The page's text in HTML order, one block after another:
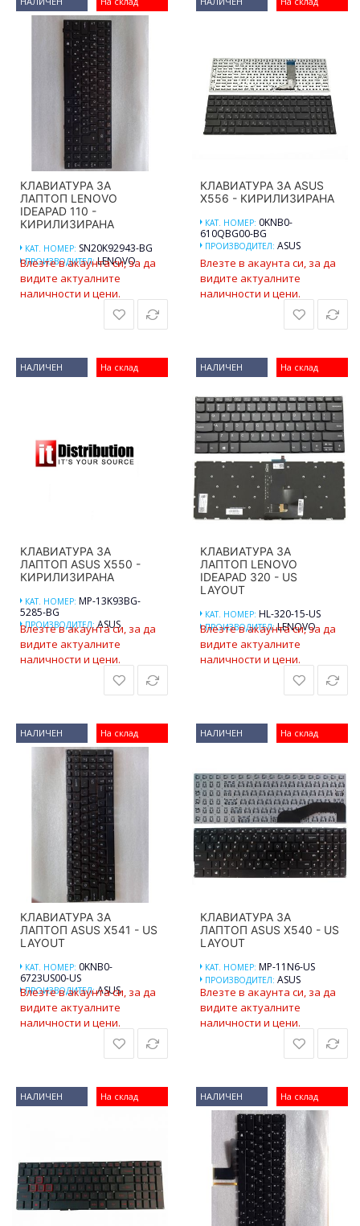
КЛАВИАТУРА ЗА
ЛАПТОП LENOVO
IDEAPAD 110 -
КИРИЛИЗИРАНА
КАТ. НОМЕР: SN20K92943-BG
ПРОИЗВОДИТЕЛ:LENOVO
Влезте в акаунта си, за да
видите актуалните
наличности и цени.
КЛАВИАТУРА ЗА ASUS
X556 - КИРИЛИЗИРАНА
КАТ. НОМЕР: 0KNB0-
610QBG00-BG
ПРОИЗВОДИТЕЛ: ASUS
Влезте в акаунта си, за да
видите актуалните
наличности и цени.
На склад
НАЛИЧЕН
КЛАВИАТУРА ЗА
ЛАПТОП ASUS X550 -
КИРИЛИЗИРАНА
КАТ. НОМЕР: MP-13K93BG-
5285-BG
ПРОИЗВОДИТЕЛ: ASUS
Влезте в акаунта си, за да
видите актуалните
наличности и цени.
На склад
НАЛИЧЕН
КЛАВИАТУРА ЗА
ЛАПТОП LENOVO
IDEAPAD 320 - US
LAYOUT
КАТ. НОМЕР: HL-320-15-US
ПРОИЗВОДИТЕЛ:LENOVO
Влезте в акаунта си, за да
видите актуалните
наличности и цени.
На склад
НАЛИЧЕН
КЛАВИАТУРА ЗА
ЛАПТОП ASUS X541 - US
LAYOUT
КАТ. НОМЕР: 0KNB0-
6723US00-US
ПРОИЗВОДИТЕЛ:ASUS
Влезте в акаунта си, за да
видите актуалните
наличности и цени.
На склад
НАЛИЧЕН
КЛАВИАТУРА ЗА
ЛАПТОП ASUS X540 - US
LAYOUT
КАТ. НОМЕР: MP-11N6-US
ПРОИЗВОДИТЕЛ: ASUS
Влезте в акаунта си, за да
видите актуалните
наличности и цени.
На склад
НАЛИЧЕН На склад
НАЛИЧЕН